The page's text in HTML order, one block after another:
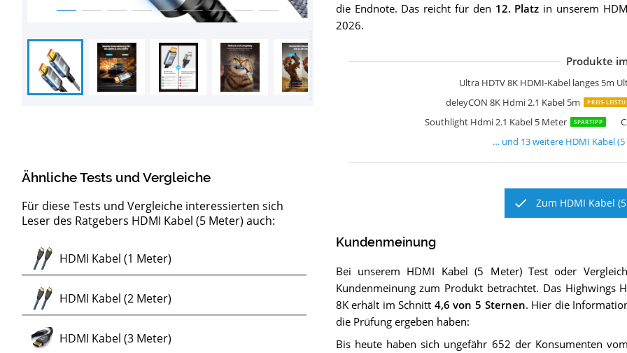
Ähnliche Tests und Vergleiche
Für diese Tests und Vergleiche interessierten sich
Leser des Ratgebers HDMI Kabel (5 Meter) auch:
HDMI Kabel (1 Meter)
HDMI Kabel (2 Meter)
HDMI Kabel (3 Meter)
HDMI Kabel 2.1 (Ultra High Speed)
Next Gen Konsolen HDMI Kabel
HDMI Glasfaser KabelTest
die Endnote. Das reicht für den 12. Platz in unserem
2026.
Produkte
Ultra HDTV 8K HDMI-Kabel langes 5m
deleyCON 8K Hdmi 2.1 Kabel 5m PREIS-
Southlight Hdmi 2.1 Kabel 5 Meter
SPARTIPP
… und 13weitere HDMI Kabel
Zum HDMI Kabel
Kundenmeinung
Bei unserem HDMI Kabel (5 Meter)Test oder
Kundenmeinung zum Produkt betrachtet. Das Highwings
8Kerhält im Schnitt 4,6 von 5 Sternen. Hier die
die Prüfung ergeben haben:
Bis heute haben sich ungefähr 652 der Konsumenten